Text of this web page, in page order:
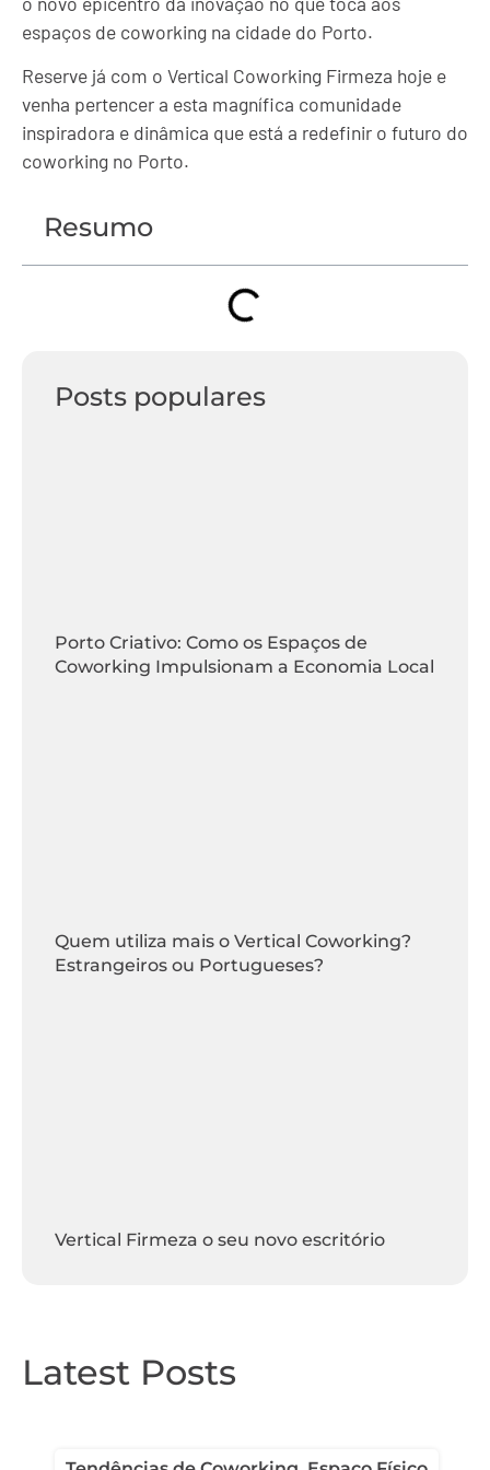
espaços de coworking na cidade do Porto.
Reserve já com o Vertical Coworking Firmeza hoje e
venha pertencer a esta magnífica comunidade
inspiradora e dinâmica que está a redefinir o futuro do
coworking no Porto.
Resumo
Posts populares
Porto Criativo: Como os Espaços de
Coworking Impulsionam a Economia Local
Quem utiliza mais o Vertical Coworking?
Estrangeiros ou Portugueses?
Vertical Firmeza o seu novo escritório
Latest Posts